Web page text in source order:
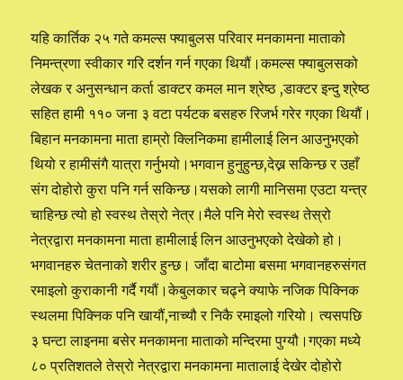
भएपछी
को
अनुभब
यहि कार्तिक २५ गते कमल्स फ्याबुलस परिवार मनकामना माताको
निमन्त्रणा स्वीकार गरि दर्शन गर्न गएका थियौं।कमल्स फ्याबुलसको
लेखक र अनुसन्धान कर्ता डाक्टर कमल मान श्रेष्ठ ,डाक्टर इन्दु श्रेष्ठ
सहित हामी ११० जना ३ वटा पर्यटक बसहरु रिजर्भ गरेर गएका थियौं।
बिहान मनकामना माता हाम्रो क्लिनिकमा हामीलाई लिन आउनुभएको
थियो र हामीसंगै यात्रा गर्नुभयो।भगवान हुनुहुन्छ,देख्न सकिन्छ र उहाँ
संग दोहोरो कुरा पनि गर्न सकिन्छ।यसको लागी मानिसमा एउटा यन्त्र
चाहिन्छ त्यो हो स्वस्थ तेस्रो नेत्र।मैले पनि मेरोस्वस्थ तेस्रो
नेत्रद्वारा मनकामना माता हामीलाई लिन आउनुभएको देखेको हो।
भगवानहरु चेतनाको शरीर हुन्छ। जाँदा बाटोमा बसमा भगवानहरुसंगत
रमाइलो कुराकानी गर्दै गयौं।केबुलकार चढ्ने क्याफे नजिक पिक्निक
स्थलमा पिक्निक पनि खायौं,नाच्यौ र निकै रमाइलो गरियो। त्यसपछि
३ घन्टा लाइनमा बसेर मनकामना माताको मन्दिरमा पुग्यौ।गएका मध्ये
८० प्रतिशतले तेस्रो नेत्रद्वारा मनकामना मातालाई देखेर दोहोरो